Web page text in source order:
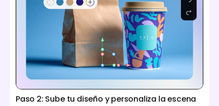
Paso 2: Sube tu diseño y personaliza la escena